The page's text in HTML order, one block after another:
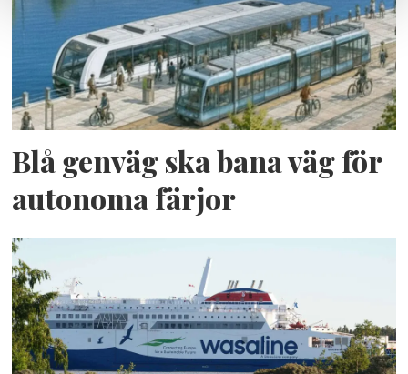
Blå genväg ska bana väg för
autonoma färjor